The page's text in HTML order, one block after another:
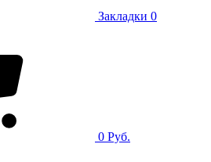
Закладки 0
0 Руб.